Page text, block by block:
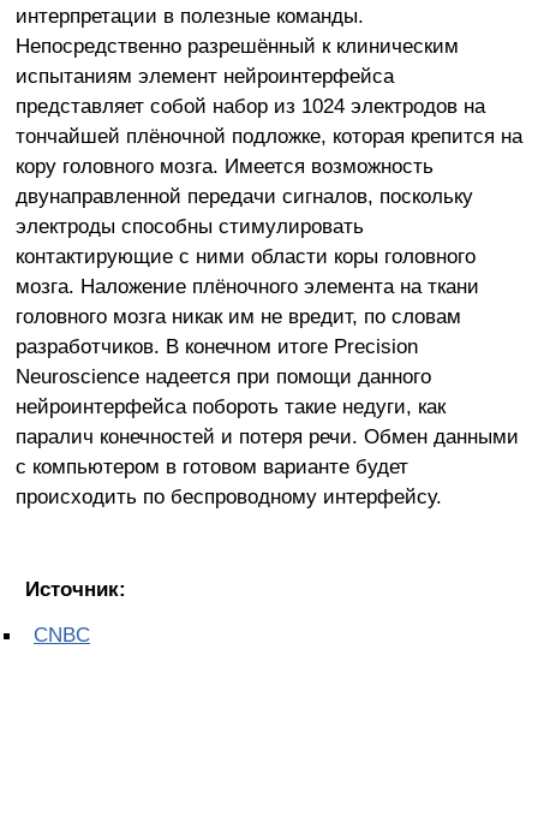
интерпретации в полезные команды.
Непосредственно разрешённый к клиническим
испытаниям элемент нейроинтерфейса
представляет собой набор из 1024 электродов на
тончайшей плёночной подложке, которая крепится на
кору головного мозга. Имеется возможность
двунаправленной передачи сигналов, поскольку
электроды способны стимулировать
контактирующие с ними области коры головного
мозга. Наложение плёночного элемента на ткани
головного мозга никак им не вредит, по словам
разработчиков. В конечном итоге Precision
Neuroscience надеется при помощи данного
нейроинтерфейса побороть такие недуги, как
паралич конечностей и потеря речи. Обмен данными
с компьютером в готовом варианте будет
происходить по беспроводному интерфейсу.
Источник:
CNBC